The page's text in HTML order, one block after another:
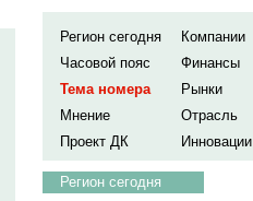
Регион сегодня
Компании
Часовой пояс
Финансы
Тема номера
Рынки
Мнение
Отрасль
Проект ДК
Инновации
Регион сегодня